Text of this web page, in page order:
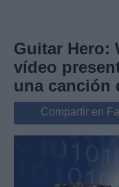
Viajes
Guitar Hero:
vídeo
una canción
Compartir en